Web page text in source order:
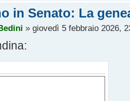
in Senato: La
» giovedì 5 febbraio 2026,